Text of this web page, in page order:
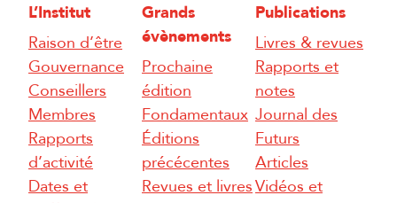
L’Institut
Raison d’être
Gouvernance
Conseillers
Membres
Rapports
d’activité
Dates et
Grands
évènements
Prochaine
édition
Fondamentaux
Éditions
précécentes
Revues et livres
Publications
Livres & revues
Rapports et
notes
Journal des
Futurs
Articles
Vidéos et